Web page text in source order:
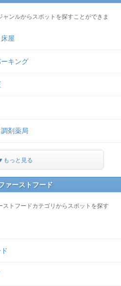
ンルからスポットを探すことができま
屋
キング
剤薬局
もっと見る
ァーストフード
トフードカテゴリからスポットを探す